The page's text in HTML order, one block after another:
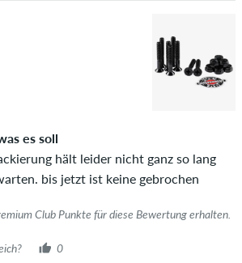
es soll
hält leider nicht ganz so lang
bis jetzt ist keine gebrochen
Club Punkte für diese Bewertung erhalten.
0